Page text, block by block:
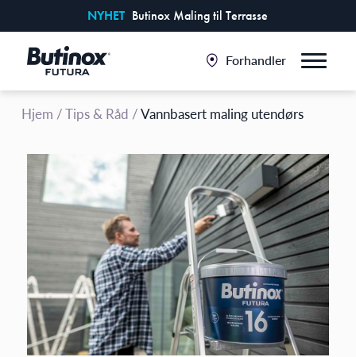
NYHET Butinox Maling til Terrasse
Forhandler
Hjem /Tips & Råd /Vannbasert maling utendørs